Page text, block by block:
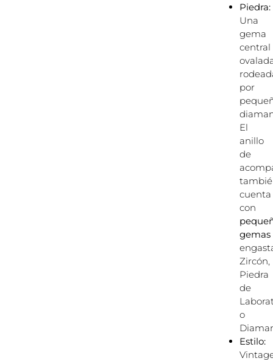
Piedra:
Una
gema
central
por
El
anillo
de
cuenta
con
gemas
Zircón,
Piedra
de
o
Estilo: